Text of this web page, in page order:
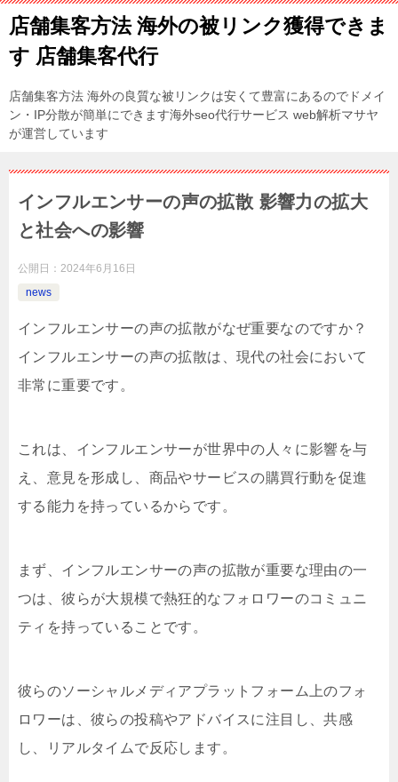
店舗集客方法 海外の被リンク獲得できま
す 店舗集客代行
店舗集客方法 海外の良質な被リンクは安くて豊富にあるのでドメイ
ン・IP分散が簡単にできます海外seo代行サービス web解析マサヤ
が運営しています
インフルエンサーの声の拡散 影響力の拡大
と社会への影響
公開日： 2024年6月16日
news
インフルエンサーの声の拡散がなぜ重要なのですか？
インフルエンサーの声の拡散は、現代の社会において
非常に重要です。
これは、インフルエンサーが世界中の人々に影響を与
え、意見を形成し、商品やサービスの購買行動を促進
する能力を持っているからです。
まず、インフルエンサーの声の拡散が重要な理由の一
つは、彼らが大規模で熱狂的なフォロワーのコミュニ
ティを持っていることです。
彼らのソーシャルメディアプラットフォーム上のフォ
ロワーは、彼らの投稿やアドバイスに注目し、共感
し、リアルタイムで反応します。